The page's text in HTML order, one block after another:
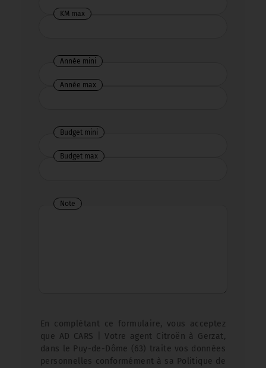
KM max
Année mini
Année max
Budget mini
Budget max
Note
En complétant ce formulaire, vous acceptez
que AD CARS | Votre agent Citroën à Gerzat,
dans le Puy-de-Dôme (63) traite vos données
personnelles conformément à sa Politique de